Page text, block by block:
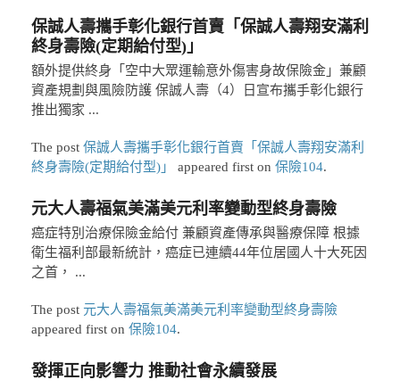
保誠人壽攜手彰化銀行首賣「保誠人壽翔安滿利
終身壽險(定期給付型)」
額外提供終身「空中大眾運輸意外傷害身故保險金」兼顧
資產規劃與風險防護 保誠人壽（4）日宣布攜手彰化銀行
推出獨家 ...
The post 保誠人壽攜手彰化銀行首賣「保誠人壽翔安滿利
終身壽險(定期給付型)」
appeared first on 保險104.
元大人壽福氣美滿美元利率變動型終身壽險
癌症特別治療保險金給付 兼顧資產傳承與醫療保障 根據
衛生福利部最新統計，癌症已連續44年位居國人十大死因
之首， ...
The post 元大人壽福氣美滿美元利率變動型終身壽險
appeared first on 保險104.
發揮正向影響力 推動社會永續發展